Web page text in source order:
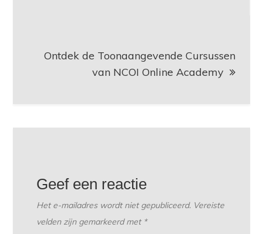
Ontdek de Toonaangevende Cursussen
van NCOI Online Academy
Geef een reactie
Het e-mailadres wordt niet gepubliceerd. Vereiste
velden zijn gemarkeerd met *